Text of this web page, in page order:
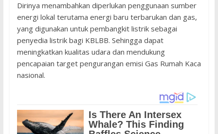
Dirinya menambahkan diperlukan penggunaan sumber
energi lokal terutama energi baru terbarukan dan gas,
yang digunakan untuk pembangkit listrik sebagai
penyedia listrik bagi KBLBB. Sehingga dapat
meningkatkan kualitas udara dan mendukung
pencapaian target pengurangan emisi Gas Rumah Kaca
nasional.